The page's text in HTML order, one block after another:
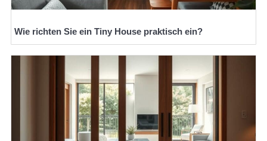
Wie richten Sie ein Tiny House praktisch ein?